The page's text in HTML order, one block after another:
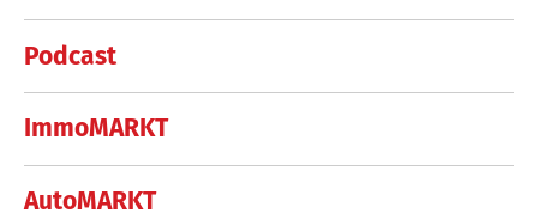
Podcast
ImmoMARKT
AutoMARKT